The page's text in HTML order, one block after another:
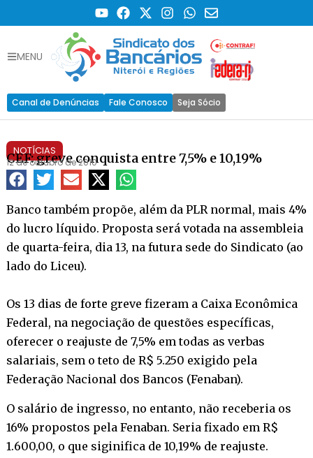
MENU
Canal de Denúncias Fale Conosco Seja Sócio
NOTÍCIAS
CEF: greve conquista entre 7,5% e 10,19%
12 de outubro de 2010
Banco também propõe, além da PLR normal, mais 4%
do lucro líquido. Proposta será votada na assembleia
de quarta-feira, dia 13, na futura sede do Sindicato (ao
lado do Liceu).
Os 13 dias de forte greve fizeram a Caixa Econômica
Federal, na negociação de questões específicas,
oferecer o reajuste de 7,5% em todas as verbas
salariais, sem o teto de R$ 5.250 exigido pela
Federação Nacional dos Bancos (Fenaban).
O salário de ingresso, no entanto, não receberia os
16% propostos pela Fenaban. Seria fixado em R$
1.600,00, o que siginifica de 10,19% de reajuste.